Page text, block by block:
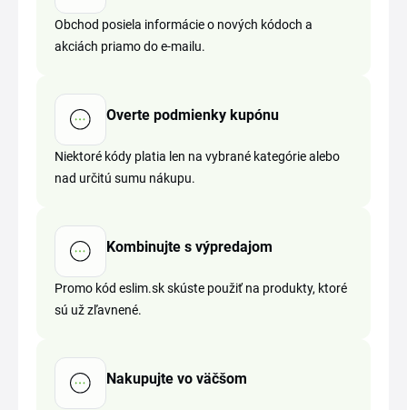
Obchod posiela informácie o nových kódoch a
akciách priamo do e-mailu.
Overte podmienky kupónu
Niektoré kódy platia len na vybrané kategórie alebo
nad určitú sumu nákupu.
Kombinujte s výpredajom
Promo kód eslim.sk skúste použiť na produkty, ktoré
sú už zľavnené.
Nakupujte vo väčšom